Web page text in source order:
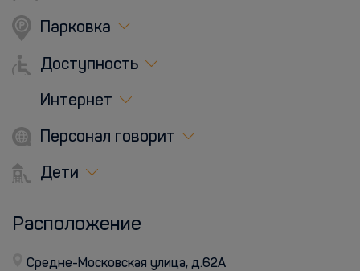
Парковка
Доступность
Интернет
Персонал говорит
Дети
Расположение
Средне-Московская улица, д.62А